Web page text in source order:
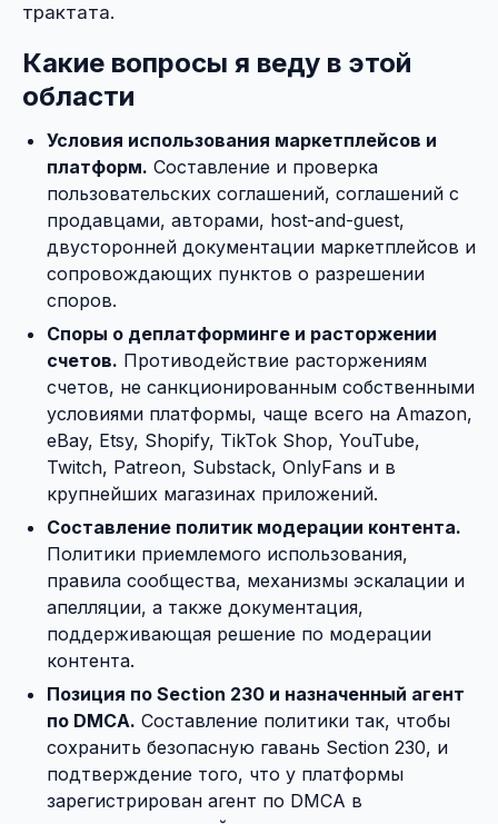
трактата.
Какие вопросы я веду в этой
области
Условия использования маркетплейсов и
платформ. Составление и проверка
пользовательских соглашений, соглашений с
продавцами, авторами, host-and-guest,
двусторонней документации маркетплейсов и
сопровождающих пунктов о разрешении
споров.
Споры о деплатформинге и расторжении
счетов. Противодействие расторжениям
счетов, не санкционированным собственными
условиями платформы, чаще всего на Amazon,
eBay, Etsy, Shopify, TikTok Shop, YouTube,
Twitch, Patreon, Substack, OnlyFans и в
крупнейших магазинах приложений.
Составление политик модерации контента.
Политики приемлемого использования,
правила сообщества, механизмы эскалации и
апелляции, а также документация,
поддерживающая решение по модерации
контента.
Позиция по Section 230 и назначенный агент
по DMCA. Составление политики так, чтобы
сохранить безопасную гавань Section 230, и
подтверждение того, что у платформы
зарегистрирован агент по DMCA в